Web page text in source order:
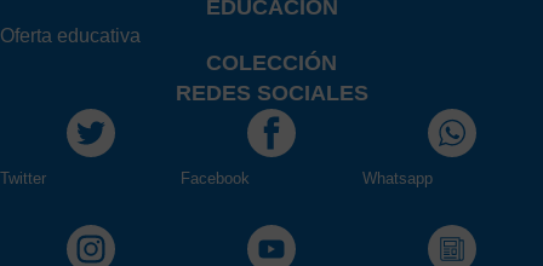
EDUCACIÓN
Oferta educativa
COLECCIÓN
REDES SOCIALES
Twitter Facebook Whatsapp